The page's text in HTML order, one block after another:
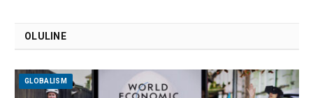
OLULINE
GLOBALISM